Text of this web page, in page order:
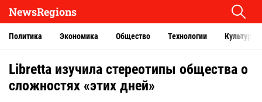
NewsRegions
Политика Экономика Общество Технологии Культура
Libretta изучила стереотипы общества о
сложностях «этих дней»